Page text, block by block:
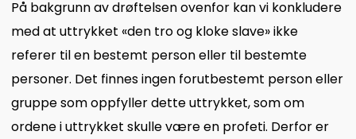
På bakgrunn av drøftelsen ovenfor kan vi konkludere
med at uttrykket «den tro og kloke slave» ikke
referer til en bestemt person eller til bestemte
personer. Det finnes ingen forutbestemt person eller
gruppe som oppfyller dette uttrykket, som om
ordene i uttrykket skulle være en profeti. Derfor er